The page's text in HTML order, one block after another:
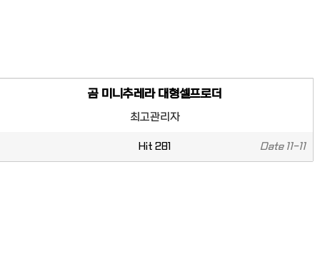
곰 미니추레라 대형셀프로더
최고관리자
Hit 281 Date11-11